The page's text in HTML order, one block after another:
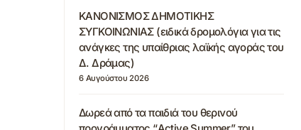
ΚΑΝΟΝΙΣΜΟΣ ΔΗΜΟΤΙΚΗΣ
ΣΥΓΚΟΙΝΩΝΙΑΣ (ειδικά δρομολόγια για τις
ανάγκες της υπαίθριας λαϊκής αγοράς του
Δ. Δράμας)
6 Αυγούστου 2026
Δωρεά από τα παιδιά του θερινού